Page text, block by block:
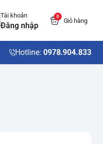
Tài khoản
Đăng nhập
0
Giỏ hàng
Hotline: 0978.904.833